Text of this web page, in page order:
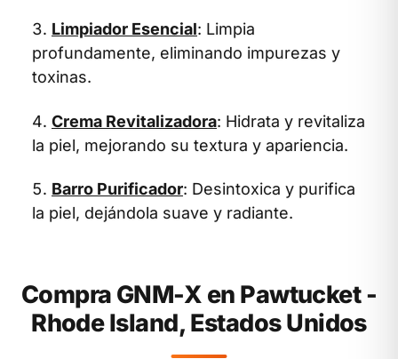
Limpiador Esencial: Limpia
profundamente, eliminando impurezas y
toxinas.
Crema Revitalizadora: Hidrata y revitaliza
la piel, mejorando su textura y apariencia.
Barro Purificador: Desintoxica y purifica
la piel, dejándola suave y radiante.
Compra GNM-X en Pawtucket -
Rhode Island, Estados Unidos